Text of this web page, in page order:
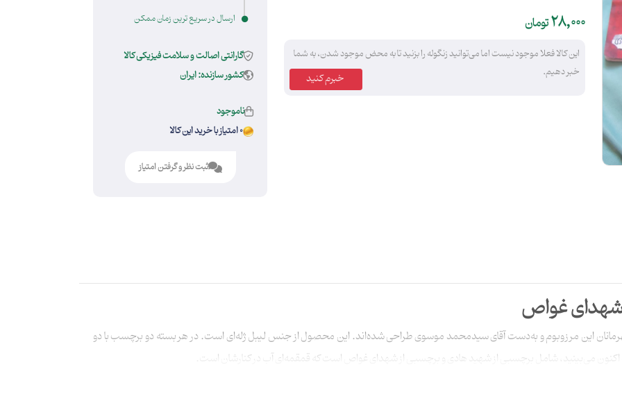
28,000تومان
این کالا فعلا موجود نیست اما می‌توانید زنگوله را بزنید تا به محض موجود شدن، به شما
خبر دهیم.
ارسال در سریع ترین زمان ممکن
گارانتی اصالت و سلامت فیزیکی کالا
کشور سازنده: ایران
ناموجود
0 امتیاز با خرید این کالا
ثبت نظر و گرفتن امتیاز
شهدای غواص
این مرزوبوم و به‌دست آقای سیدمحمد موسوی طراحی شده‌اند. این محصول از جنس لیبل ژله‌ای است. در هر بسته دو برچسب با دو
می‌بینید، شامل برچسبی از شهید هادی و برچسبی از شهدای غواص است که قمقمه‌ای آب در کنارشان است.